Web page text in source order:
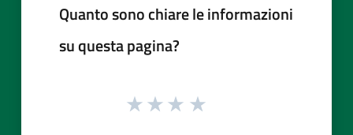
Quanto sono chiare le informazioni
su questa pagina?